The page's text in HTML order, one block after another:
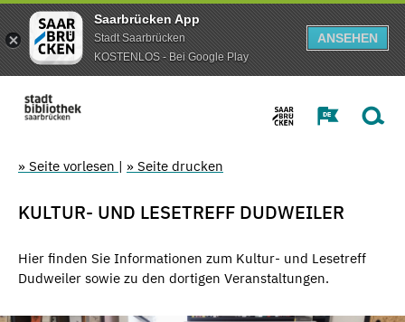
Saarbrücken App
Stadt Saarbrücken
KOSTENLOS - Bei Google Play
ANSEHEN
» Seite vorlesen | » Seite drucken
KULTUR- UND LESETREFF DUDWEILER
Hier finden Sie Informationen zum Kultur- und Lesetreff
Dudweiler sowie zu den dortigen Veranstaltungen.